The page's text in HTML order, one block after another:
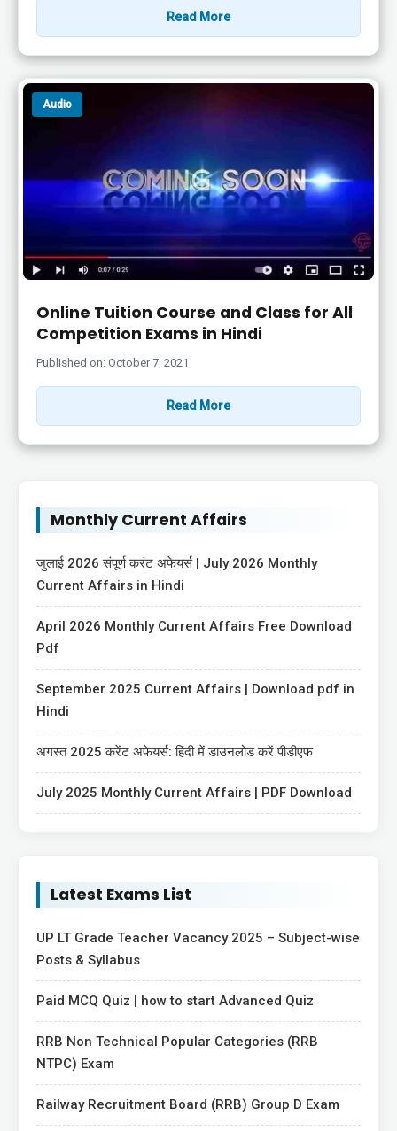
Read More
Audio
Online Tuition Course and Class for All
Competition Exams in Hindi
Published on: October 7, 2021
Read More
Monthly Current Affairs
जुलाई 2026 संपूर्ण करंट अफेयर्स | July 2026 Monthly
Current Affairs in Hindi
April 2026 Monthly Current Affairs Free Download
Pdf
September 2025 Current Affairs | Download pdf in
Hindi
अगस्त 2025 करेंट अफेयर्स: हिंदी में डाउनलोड करें पीडीएफ
July 2025 Monthly Current Affairs | PDF Download
Latest Exams List
UP LT Grade Teacher Vacancy 2025 – Subject-wise
Posts & Syllabus
Paid MCQ Quiz | how to start Advanced Quiz
RRB Non Technical Popular Categories (RRB
NTPC) Exam
Railway Recruitment Board (RRB) Group D Exam